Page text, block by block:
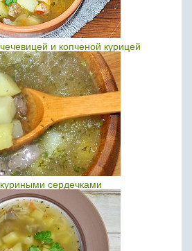
и копченой курицей
сердечками